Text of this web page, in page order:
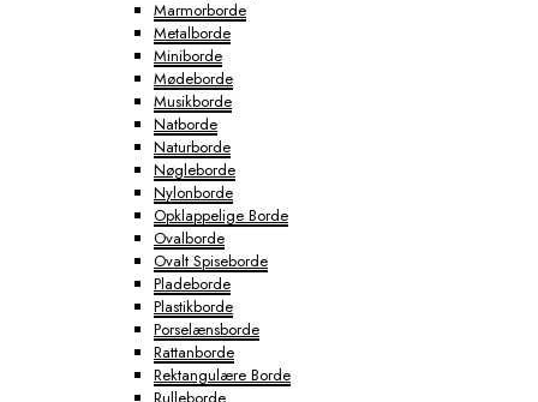
Marmorborde
Metalborde
Miniborde
Mødeborde
Musikborde
Natborde
Naturborde
Nøgleborde
Nylonborde
Opklappelige Borde
Ovalborde
Ovalt Spiseborde
Pladeborde
Plastikborde
Porselænsborde
Rattanborde
Rektangulære Borde